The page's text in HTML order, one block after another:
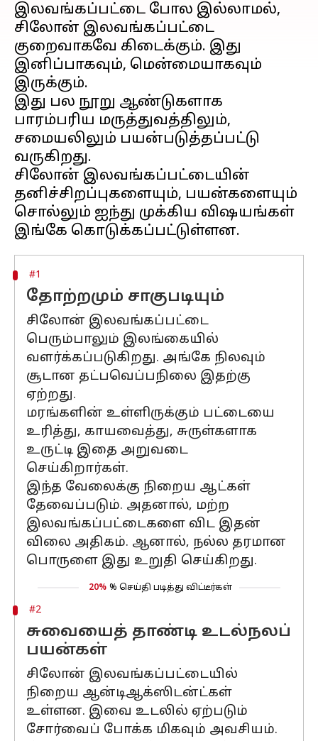
இலவங்கப்பட்டை போல இல்லாமல்,
சிலோன் இலவங்கப்பட்டை
குறைவாகவே கிடைக்கும். இது
இனிப்பாகவும், மென்மையாகவும்
இருக்கும்.
இது பல நூறு ஆண்டுகளாக
பாரம்பரிய மருத்துவத்திலும்,
சமையலிலும் பயன்படுத்தப்பட்டு
வருகிறது.
சிலோன் இலவங்கப்பட்டையின்
தனிச்சிறப்புகளையும், பயன்களையும்
சொல்லும் ஐந்து முக்கிய விஷயங்கள்
#1
தோற்றமும் சாகுபடியும்
சிலோன் இலவங்கப்பட்டை
பெரும்பாலும் இலங்கையில்
வளர்க்கப்படுகிறது. அங்கே நிலவும்
சூடான தட்பவெப்பநிலை இதற்கு
ஏற்றது.
மரங்களின் உள்ளிருக்கும் பட்டையை
உரித்து, காயவைத்து, சுருள்களாக
உருட்டி இதை அறுவடை
செய்கிறார்கள்.
இந்த வேலைக்கு நிறைய ஆட்கள்
தேவைப்படும். அதனால், மற்ற
இலவங்கப்பட்டைகளை விட இதன்
விலை அதிகம். ஆனால், நல்ல தரமான
பொருளை இது உறுதி செய்கிறது.
20% % செய்தி படித்து விட்டீர்கள்
#2
சுவையைத் தாண்டி உடல்நலப்
பயன்கள்
சிலோன் இலவங்கப்பட்டையில்
நிறைய ஆன்டிஆக்ஸிடன்ட்கள்
உள்ளன. இவை உடலில் ஏற்படும்
சோர்வைப் போக்க மிகவும் அவசியம்.